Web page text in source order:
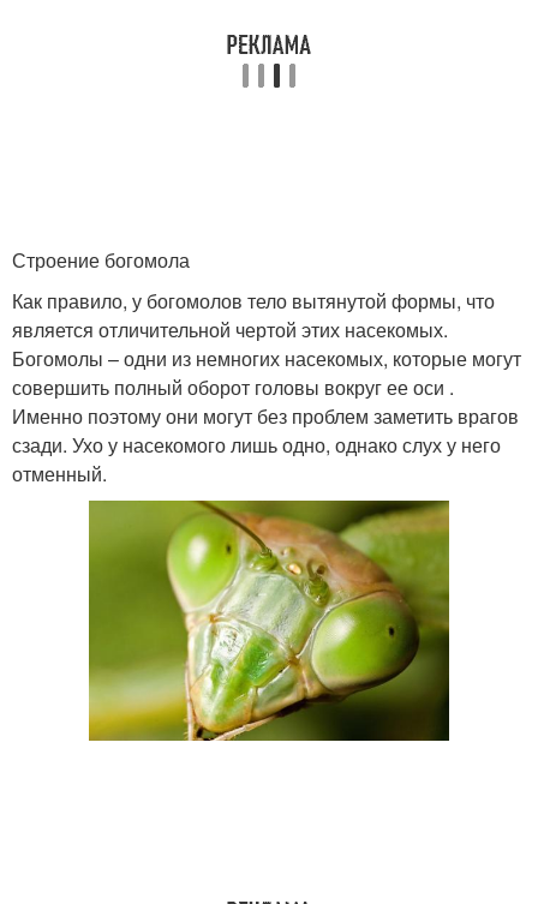
Строение богомола
Как правило, у богомолов тело вытянутой формы, что
является отличительной чертой этих насекомых.
Богомолы – одни из немногих насекомых, которые могут
совершить полный оборот головы вокруг ее оси .
Именно поэтому они могут без проблем заметить врагов
сзади. Ухо у насекомого лишь одно, однако слух у него
отменный.